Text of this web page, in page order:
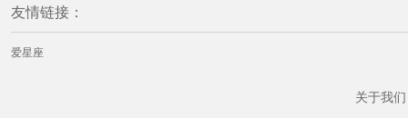
友情链接：
爱星座
关于我们